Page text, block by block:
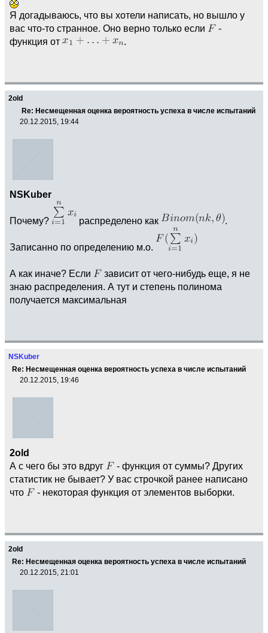
Я догадываюсь, что вы хотели написать, но вышло у
вас что-то странное. Оно верно только если
-
функция от
.
2old
Re: Несмещенная оценка вероятность успеха в числе испытаний
20.12.2015, 19:44
NSKuber
Почему? распределено как .
Записанно по определению м.о.
А как иначе? Если
зависит от чего-нибудь еще, я не
знаю распределения. А тут и степень полинома
получается максимальная
NSKuber
Re: Несмещенная оценка вероятность успеха в числе испытаний
20.12.2015, 19:46
2old
А с чего бы это вдруг
- функция от суммы? Других
статистик не бывает? У вас строчкой ранее написано
что
- некоторая функция от элементов выборки.
2old
Re: Несмещенная оценка вероятность успеха в числе испытаний
20.12.2015, 21:01